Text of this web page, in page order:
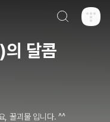
달콤
꿀괴물 입니다. ^^